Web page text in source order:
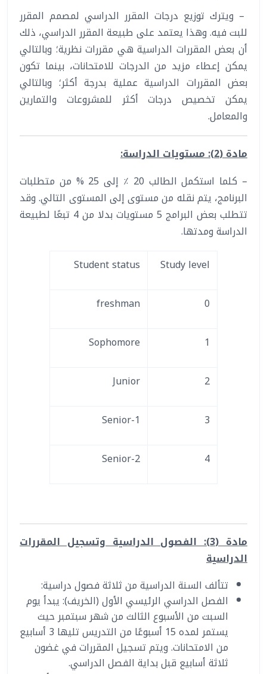
– ويترك توزيع درجات المقرر الدراسي لمصمم المقرر
للبت فيه. وهذا يعتمد على طبيعة المقرر الدراسي، ذلك
أن بعض المقررات الدراسية هي مقررات نظرية؛ وبالتالي
يمكن إعطاء مزيد من الدرجات للامتحانات، بينما تكون
بعض المقررات الدراسية عملية بدرجة أكثر؛ وبالتالي
يمكن تخصيص درجات أكثر للمشروعات والتمارين
والمعامل.
مادة (2): مستويات الدراسة
:
– كلما استكمل الطالب 20 ٪ إلى 25 % من متطلبات
البرنامج، يتم نقله من مستوى إلى المستوى التالي. وقد
تتطلب بعض البرامج 5 مستويات بدلا من 4 تبعًا لطبيعة
الدراسة ومدتها.
Study level
Student status
0
freshman
1
Sophomore
2
Junior
3
Senior-1
4
Senior-2
مادة (3): الفصول الدراسية وتسجيل المقررات
الدراسية
تتألف السنة الدراسية من ثلاثة فصول دراسية:
الفصل الدراسي الرئيسي الأول (الخريف): يبدأ يوم
السبت من الأسبوع الثالث من شهر سبتمبر حيث
يستمر لمده 15 أسبوعًا من التدريس تليها 3 أسابيع
من الامتحانات. ويتم تسجيل المقررات في غضون
ثلاثة أسابيع قبل بداية الفصل الدراسي.